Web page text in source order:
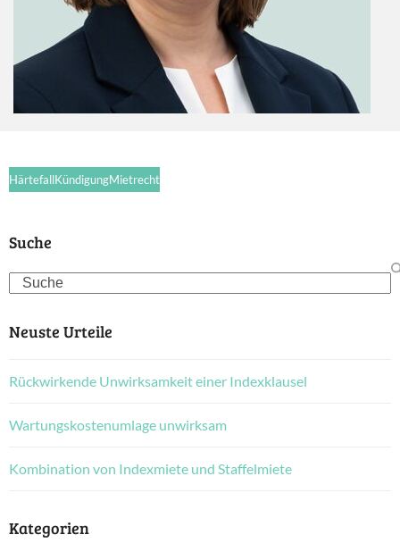
HärtefallKündigungMietrecht
Suche
Search
Neuste Urteile
Rückwirkende Unwirksamkeit einer Indexklausel
Wartungskostenumlage unwirksam
Kombination von Indexmiete und Staffelmiete
Kategorien